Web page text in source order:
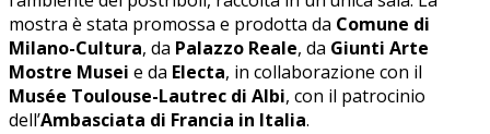
mostra è stata promossa e prodotta da Comune di
Milano-Cultura, da Palazzo Reale, da Giunti Arte
Mostre Musei e da Electa, in collaborazione con il
Musée Toulouse-Lautrec di Albi, con il patrocinio
dell’Ambasciata di Francia in Italia.